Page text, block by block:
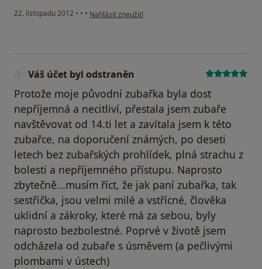
22. listopadu 2012 • • • podle názoru uživatele Váš účet byl odstraněn
Nahlásit zneužití
Váš účet byl odstraněn
Protože moje původní zubařka byla dost
nepříjemná a necitliví, přestala jsem zubaře
navštěvovat od 14.ti let a zavítala jsem k této
zubařce, na doporučení známých, po deseti
letech bez zubařských prohlídek, plná strachu z
bolesti a nepříjemného přístupu. Naprosto
zbytečně...musím říct, že jak paní zubařka, tak
sestřička, jsou velmi milé a vstřícné, člověka
uklidní a zákroky, které má za sebou, byly
naprosto bezbolestné. Poprvé v životě jsem
odcházela od zubaře s úsměvem (a pečlivými
plombami v ústech)